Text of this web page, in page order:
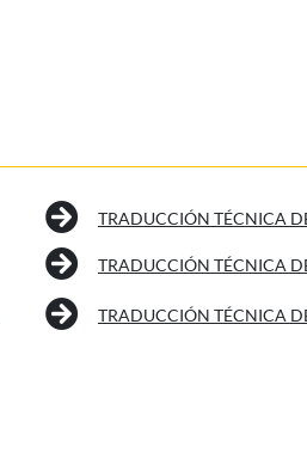
TRADUCCIÓN TÉCNICA
TRADUCCIÓN TÉCNICA
TRADUCCIÓN TÉCNICA